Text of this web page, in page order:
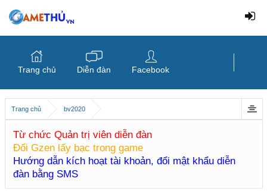
Trang chủ bv2020
Từ chức Quản trị viên diễn đàn
Đổi Gzen lấy bạc trong game
Hướng dẫn kích hoạt tài khoản, đổi mật khẩu diễn
đàn bằng SMS
Trang chủ Diễn đàn Facebook